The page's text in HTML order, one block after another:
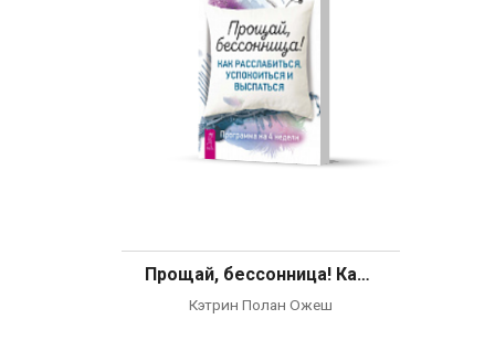
Прощай, бессонница! Как расслабиться, успокоиться и выспаться. Программа на 4 недели
Кэтрин Полан Ожеш